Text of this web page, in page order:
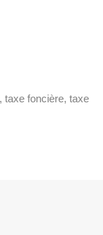
taxe foncière, taxe